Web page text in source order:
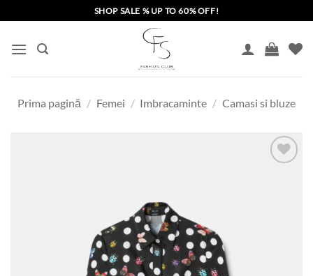
to
content
SHOP SALE % UP TO 60% OFF!
Prima pagină / Femei / Imbracaminte / Camasi si bluze